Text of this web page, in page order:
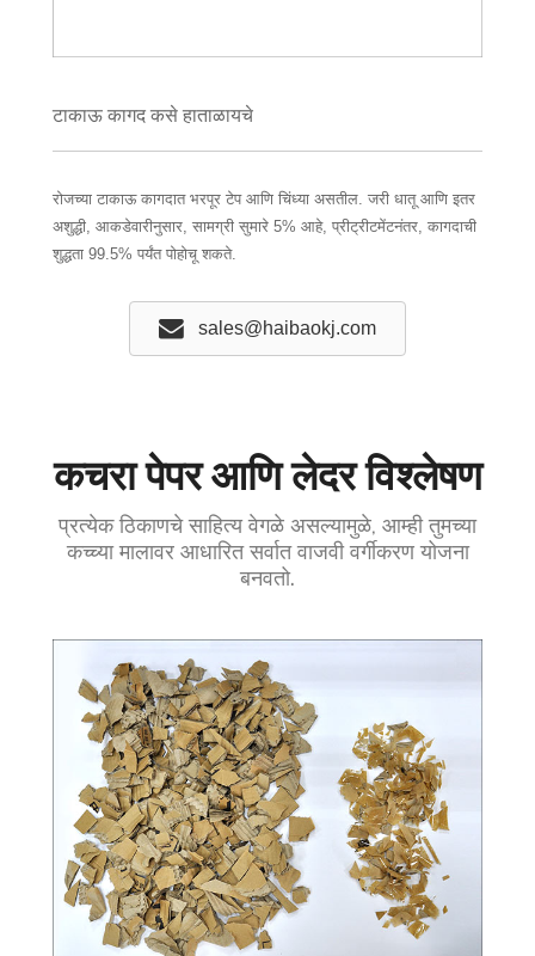
टाकाऊ कागद कसे हाताळायचे
रोजच्या टाकाऊ कागदात भरपूर टेप आणि चिंध्या असतील. जरी धातू आणि इतर
अशुद्धी, आकडेवारीनुसार, सामग्री सुमारे 5% आहे, प्रीट्रीटमेंटनंतर, कागदाची
शुद्धता 99.5% पर्यंत पोहोचू शकते.
sales@haibaokj.com
कचरा पेपर आणि लेदर विश्लेषण
प्रत्येक ठिकाणचे साहित्य वेगळे असल्यामुळे, आम्ही तुमच्या
कच्च्या मालावर आधारित सर्वात वाजवी वर्गीकरण योजना
बनवतो.